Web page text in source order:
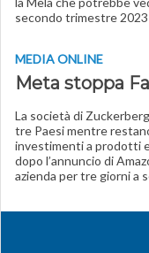
secondo trimestre
MEDIA ONLINE
Meta stoppa
La società di
tre Paesi mentre
investimenti a prodotti
dopo l’annuncio di
azienda per tre giorni a